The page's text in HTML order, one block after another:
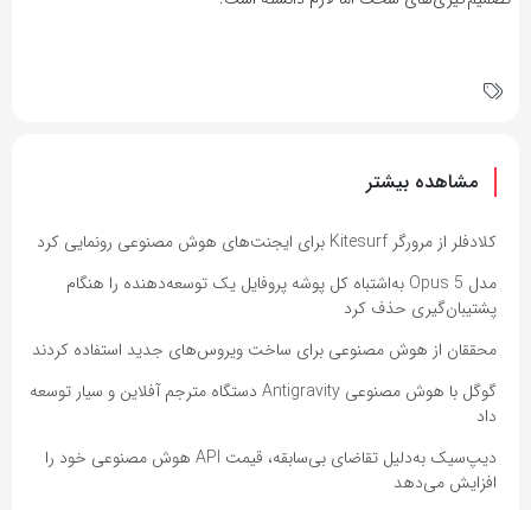
مشاهده بیشتر
کلادفلر از مرورگر Kitesurf برای ایجنت‌های هوش مصنوعی رونمایی کرد
مدل Opus 5 به‌اشتباه کل پوشه پروفایل یک توسعه‌دهنده را هنگام
پشتیبان‌گیری حذف کرد
محققان از هوش مصنوعی برای ساخت ویروس‌های جدید استفاده کردند
گوگل با هوش مصنوعی Antigravity دستگاه مترجم آفلاین و سیار توسعه
داد
دیپ‌سیک به‌دلیل تقاضای بی‌سابقه، قیمت API هوش مصنوعی خود را
افزایش می‌دهد